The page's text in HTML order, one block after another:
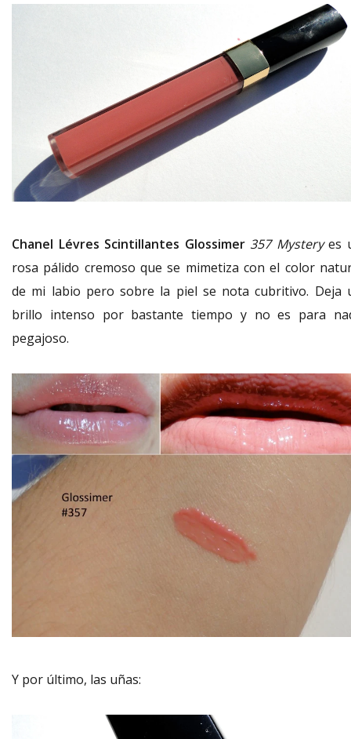
Chanel Lévres Scintillantes Glossimer 357 Mysteryes
rosa pálido cremoso que se mimetiza con el color
de mi labio pero sobre la piel se nota cubritivo. Deja
brillo intenso por bastante tiempo y no es para
pegajoso.
Y por último, las uñas: